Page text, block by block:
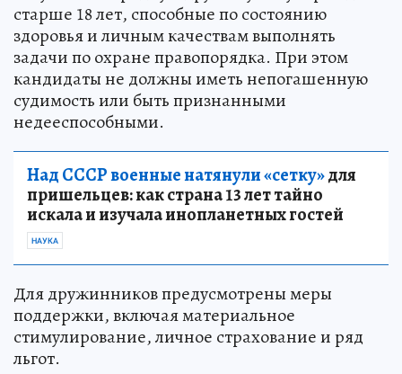
старше 18 лет, способные по состоянию
здоровья и личным качествам выполнять
задачи по охране правопорядка. При этом
кандидаты не должны иметь непогашенную
судимость или быть признанными
недееспособными.
Над СССР военные натянули «сетку»для
пришельцев: как страна 13 лет тайно
искала и изучала инопланетных гостей
НАУКА
Для дружинников предусмотрены меры
поддержки, включая материальное
стимулирование, личное страхование и ряд
льгот.